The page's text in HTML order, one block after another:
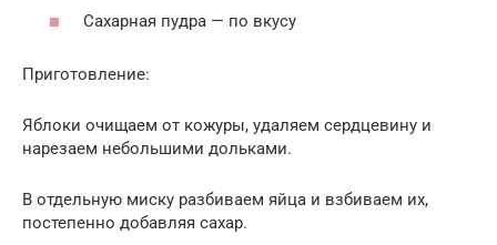
Сахарная пудра — по вкусу
Приготовление:
Яблоки очищаем от кожуры, удаляем сердцевину и
нарезаем небольшими дольками.
В отдельную миску разбиваем яйца и взбиваем их,
постепенно добавляя сахар.